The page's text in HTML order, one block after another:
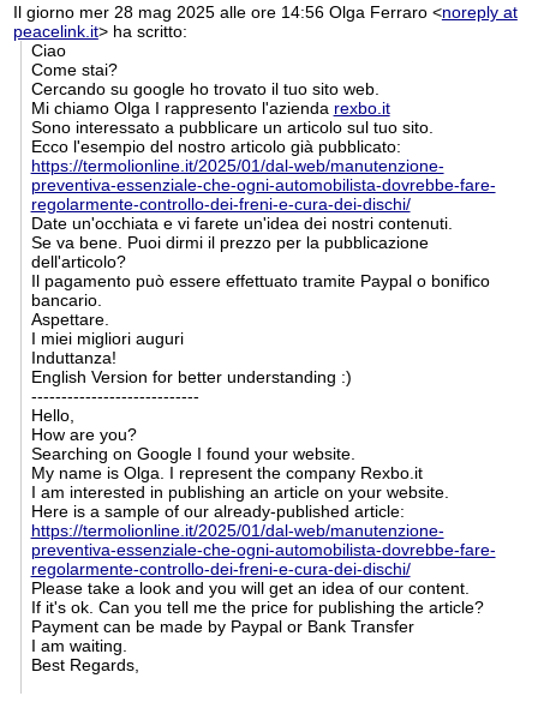
Il giorno mer 28 mag 2025 alle ore 14:56 Olga Ferraro <noreply at
peacelink.it> ha scritto:
Ciao
Come stai?
Cercando su google ho trovato il tuo sito web.
Mi chiamo Olga I rappresento l'azienda rexbo.it
Sono interessato a pubblicare un articolo sul tuo sito.
Ecco l'esempio del nostro articolo già pubblicato:
https://termolionline.it/2025/01/dal-web/manutenzione-
preventiva-essenziale-che-ogni-automobilista-dovrebbe-fare-
regolarmente-controllo-dei-freni-e-cura-dei-dischi/
Date un'occhiata e vi farete un'idea dei nostri contenuti.
Se va bene. Puoi dirmi il prezzo per la pubblicazione
dell'articolo?
Il pagamento può essere effettuato tramite Paypal o bonifico
bancario.
Aspettare.
I miei migliori auguri
Induttanza!
English Version for better understanding :)
----------------------------
Hello,
How are you?
Searching on Google I found your website.
My name is Olga. I represent the company Rexbo.it
I am interested in publishing an article on your website.
Here is a sample of our already-published article:
https://termolionline.it/2025/01/dal-web/manutenzione-
preventiva-essenziale-che-ogni-automobilista-dovrebbe-fare-
regolarmente-controllo-dei-freni-e-cura-dei-dischi/
Please take a look and you will get an idea of our content.
If it's ok. Can you tell me the price for publishing the article?
Payment can be made by Paypal or Bank Transfer
I am waiting.
Best Regards,